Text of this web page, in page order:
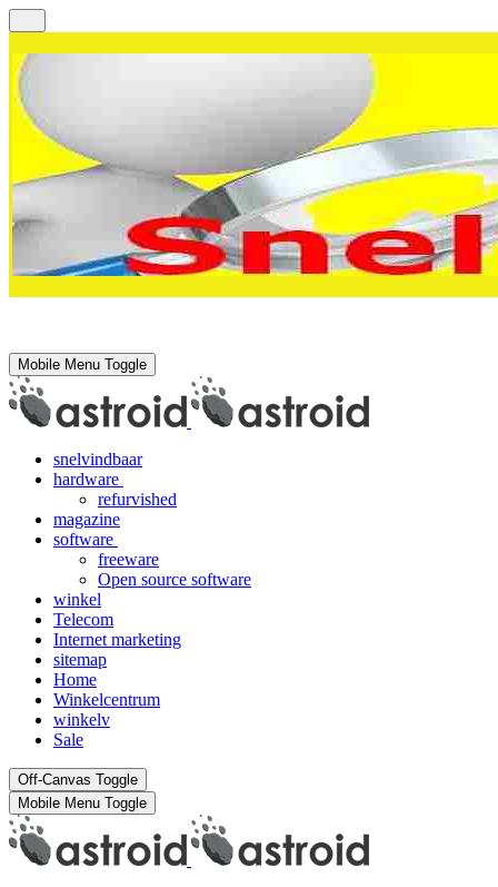
Mobile Menu Toggle
snelvindbaar
hardware
refurvished
magazine
software
freeware
Open source software
winkel
Telecom
Internet marketing
sitemap
Home
Winkelcentrum
winkelv
Sale
Off-Canvas Toggle
Mobile Menu Toggle